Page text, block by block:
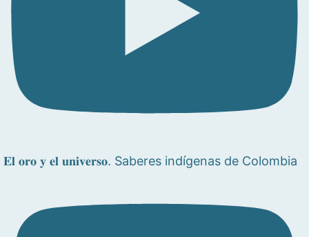
𝐄𝐥 𝐨𝐫𝐨 𝐲 𝐞𝐥 𝐮𝐧𝐢𝐯𝐞𝐫𝐬𝐨. Saberes indígenas de Colombia